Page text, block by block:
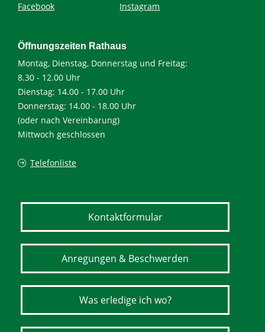
Facebook
Instagram
Öffnungszeiten Rathaus
Montag, Dienstag, Donnerstag und Freitag:
8.30 - 12.00 Uhr
Dienstag: 14.00 - 17.00 Uhr
Donnerstag: 14.00 - 18.00 Uhr
(oder nach Vereinbarung)
Mittwoch geschlossen
Telefonliste
Kontaktformular
Anregungen & Beschwerden
Was erledige ich wo?